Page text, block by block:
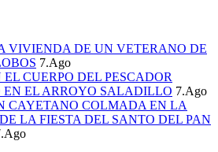
VIVIENDA DE UN VETERANO DE
7.Ago
CUERPO DEL PESCADOR
EN EL ARROYO SALADILLO 7.Ago
CAYETANO COLMADA EN LA
LA FIESTA DEL SANTO DEL PAN